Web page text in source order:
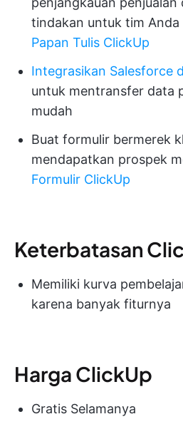
tindakan untuk tim Anda
Papan Tulis ClickUp
Integrasikan Salesforce
untuk mentransfer data
mudah
Buat formulir bermerek
mendapatkan prospek
Formulir ClickUp
Keterbatasan
Memiliki kurva
karena banyak fiturnya
Harga ClickUp
Gratis Selamanya